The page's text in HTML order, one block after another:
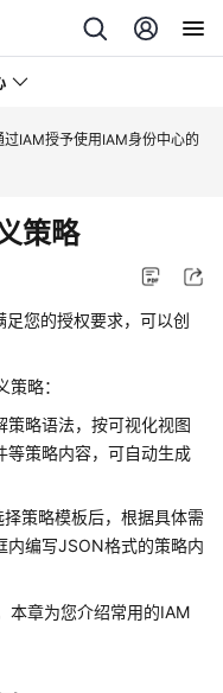
过IAM授予使用IAM身份中心的
策略
您的授权要求，可以创
略：
策略语法，按可视化视图
等策略内容，可自动生成
策略模板后，根据具体需
内编写JSON格式的策略内
本章为您介绍常用的IAM